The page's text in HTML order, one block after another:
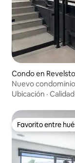
Condo en
Nuevo
azotea
Ubicación ·
Favorito entre
Favorito entre